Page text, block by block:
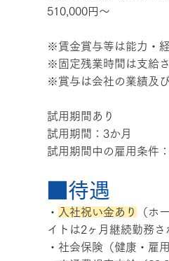
510,000円～
※賃金賞与等は能力・
※固定残業時間は支給
※賞与は会社の業績及
試用期間あり
試用期間：3か月
試用期間中の雇用条件
■待遇
・ 入社祝い金あり
（ホ
イトは2ヶ月継続勤務さ
・社会保険（健康・雇